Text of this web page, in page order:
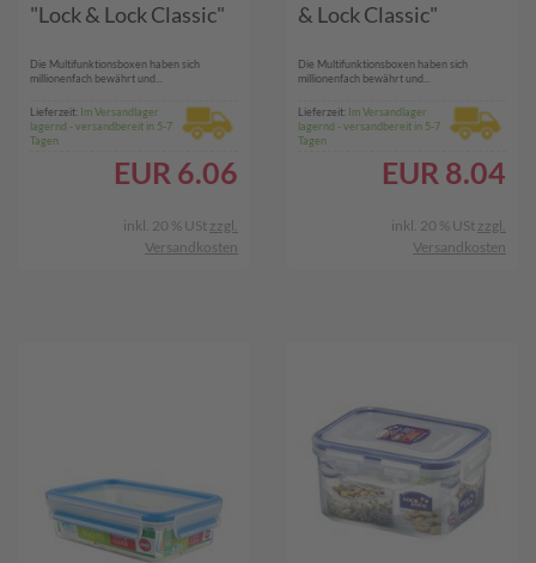
"Lock & Lock Classic"
Die Multifunktionsboxen haben sich
millionenfach bewährt und...
Lieferzeit: Im Versandlager
lagernd - versandbereit in 5-7
Tagen
EUR 6.06
inkl. 20 % USt zzgl.
Versandkosten
& Lock Classic"
Die Multifunktionsboxen haben sich
millionenfach bewährt und...
Lieferzeit: Im Versandlager
lagernd - versandbereit in 5-7
Tagen
EUR 8.04
inkl. 20 % USt zzgl.
Versandkosten